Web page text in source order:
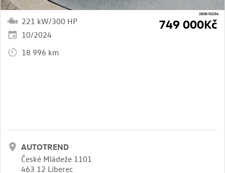
2838/00256
221 kW/300 HP
10/2024
18 996 km
749 000Kč
AUTOTREND
České Mládeže 1101
463 12 Liberec